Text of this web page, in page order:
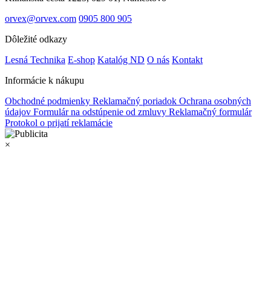
orvex@orvex.com 0905 800 905
Dôležité odkazy
Lesná Technika E-shop Katalóg ND O nás Kontakt
Informácie k nákupu
Obchodné podmienky Reklamačný poriadok Ochrana osobných
údajov Formulár na odstúpenie od zmluvy Reklamačný formulár
Protokol o prijatí reklamácie
×